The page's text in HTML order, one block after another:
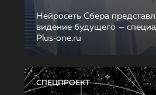
Нейросеть Сбера
видение будущего —
Plus‑one.ru
СПЕЦПРОЕКТ